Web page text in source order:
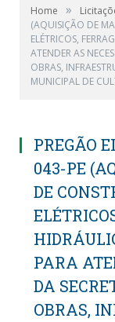
Home »
(AQUISIÇÃO DE
ELÉTRICOS,
ATENDER AS
OBRAS,
MUNICIPAL DE
PREGÃO
043-PE
DE
PARA
DA
OBRAS,